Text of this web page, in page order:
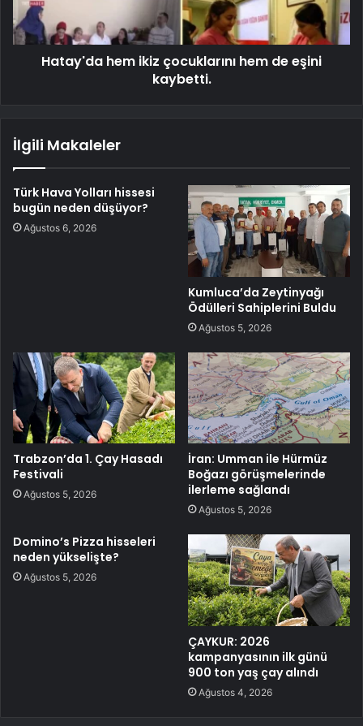
Hatay'da hem ikiz çocuklarını hem de eşini
kaybetti.
İlgili Makaleler
Türk Hava Yolları hissesi
bugün neden düşüyor?
Ağustos 6, 2026
Kumluca’da Zeytinyağı
Ödülleri Sahiplerini Buldu
Ağustos 5, 2026
Trabzon’da 1. Çay Hasadı
Festivali
Ağustos 5, 2026
İran: Umman ile Hürmüz
Boğazı görüşmelerinde
ilerleme sağlandı
Ağustos 5, 2026
Domino’s Pizza hisseleri
neden yükselişte?
Ağustos 5, 2026
ÇAYKUR: 2026
kampanyasının ilk günü
900 ton yaş çay alındı
Ağustos 4, 2026